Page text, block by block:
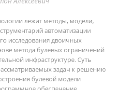
лежат методы, модели,
автоматизации
исследования двоичных
метода булевых ограничений
инфраструктуре. Суть
задач к решению
булевой модели